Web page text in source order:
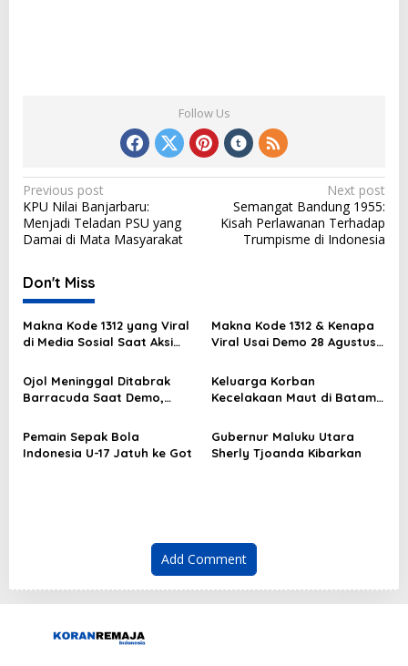
Follow Us
P
o
s
t
n
a
v
i
g
t
Previous post
KPU Nilai Banjarbaru:
Menjadi Teladan PSU yang
Damai di Mata Masyarakat
Next post
Semangat Bandung 1955:
Kisah Perlawanan Terhadap
Trumpisme di Indonesia
Don't Miss
Makna Kode 1312 yang Viral
di Media Sosial Saat Aksi
Makna Kode 1312 & Kenapa
Viral Usai Demo 28 Agustus
Ojol Meninggal Ditabrak
Barracuda Saat Demo,
Berduka
Keluarga Korban
Kecelakaan Maut di Batam
Pemain Sepak Bola
Indonesia U-17 Jatuh ke Got
Gubernur Maluku Utara
Sherly Tjoanda Kibarkan
Add Comment